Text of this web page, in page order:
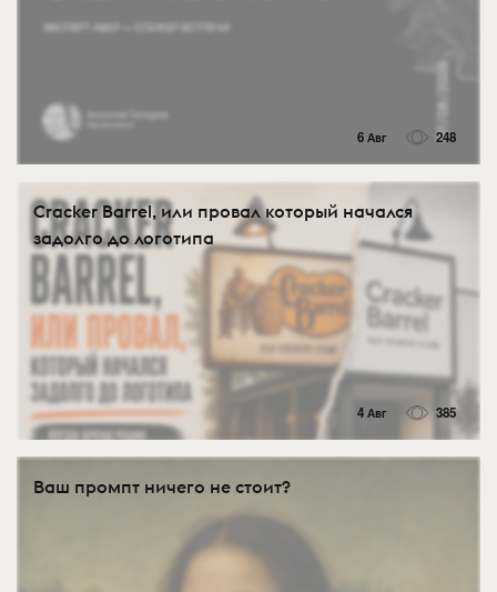
6 Авг 248
Cracker Barrel, или провал который начался
задолго до логотипа
4 Авг 385
Ваш промпт ничего не стоит?